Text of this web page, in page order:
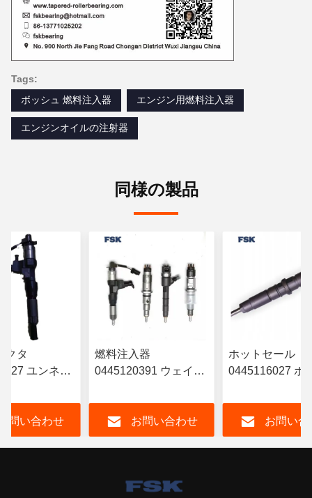
Tags:
ボッシュ 燃料注入器
エンジン用燃料注入器
エンジンオイルの注射器
同様の製品
クタ
ユンネイ
子燃料インジ
道インジェク
問い合わせ
燃料注入器
0445120391 ウェイチ
612630090055 耐久性
FSKG
お問い合わせ
ホットセール
0445116027 ボ
6420701287 メ
ス A6420701287
お問い合